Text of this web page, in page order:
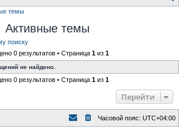
темы
Активные темы
поиску
0 результатов • Страница 1из 1
не найдено.
0 результатов • Страница 1из 1
Перейти
Часовой пояс: UTC+04:00